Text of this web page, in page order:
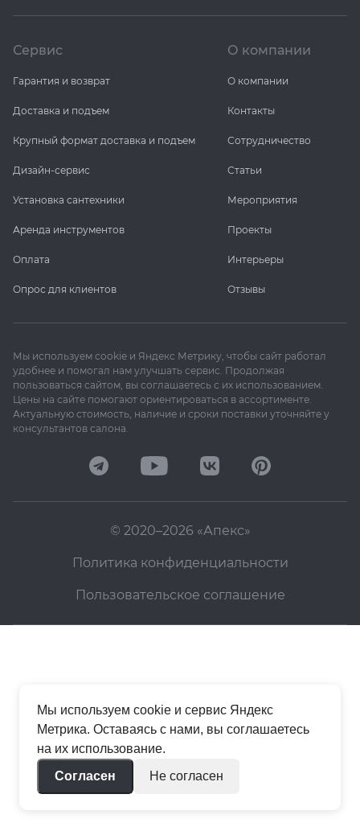
Сервис
Гарантия и возврат
Доставка и подъем
Крупный формат доставка и подъем
Дизайн-сервис
Установка сантехники
Аренда инструментов
Оплата
Опрос для клиентов
О компании
О компании
Контакты
Сотрудничество
Статьи
Мероприятия
Проекты
Интерьеры
Отзывы
Мы используем cookie и Яндекс Метрику, чтобы сайт работал
удобнее и помогал нам улучшать сервис. Продолжая
пользоваться сайтом, вы соглашаетесь с их использованием.
Цены на сайте помогают ориентироваться в ассортименте.
Актуальную стоимость, наличие и сроки поставки уточняйте у
консультантов салона.
© 2020–2026 «Апекс»
Политика конфиденциальности
Пользовательское соглашение
Мы используем cookie и сервис Яндекс
Метрика. Оставаясь с нами, вы соглашаетесь
на их использование.
Согласен
Не согласен